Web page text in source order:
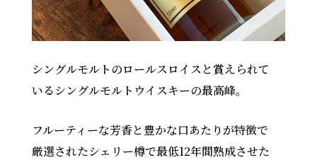
シングルモルトのロールスロイスと賞えられて
いるシングルモルトウイスキーの最高峰。
フルーティーな芳香と豊かな口あたりが特徴で
厳選されたシェリー樽で最低12年間熟成させた